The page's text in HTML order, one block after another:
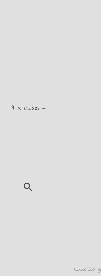
9 × هفت =